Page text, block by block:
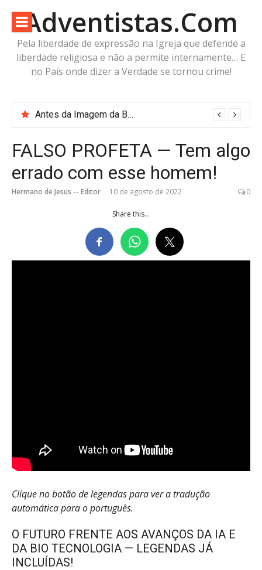
para
conteúdo
Adventistas.Com
Pela liberdade de expressão na Igreja que defende a
liberdade religiosa e não a permite internamente… E
no País onde dizer a Verdade se tornou crime!
Antes da Imagem da Besta: Estaria a Humanidade Construindo a Imagem Pré-Besta com cabeça de Cordeiro e Voz do Dragão?
FALSO PROFETA — Tem algo
errado com esse homem!
Hermano de Jesus -- Editor 10 de agosto de 2022 0
Share this...
Clique no botão de legendas para ver a tradução
automática para o português.
O FUTURO FRENTE AOS AVANÇOS DA IA E
DA BIO TECNOLOGIA — LEGENDAS JÁ
INCLUÍDAS!